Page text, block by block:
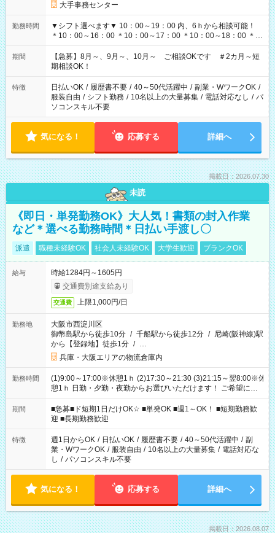
大手事務センター
勤務時間
▼シフト選べます▼ 10：00～19：00 内、6ｈから相談可能！
＊10：00～16：00 ＊10：00～17：00 ＊10：00～18：00 ＊
11：00～19：00 ＊12：00～19：00 ＊13：00～19：00
期間
【急募】8月～、9月～、10月～ ご相談OKです ＃2カ月～短
期相談OK！
特徴 日払いOK / 履歴書不要 / 40～50代活躍中 / 副業・WワークOK /
服装自由 / シフト勤務 / 10名以上の大量募集 / 電話対応なし / パ
ソコンスキル不要
気になる！ 応募する 詳細へ
掲載日：2026.07.30
未読
《即日・単発勤務OK》大人気！書類の封入作業
など＊選べる勤務時間＊日払い手渡し〇
派遣 職種未経験OK 社会人未経験OK 大学生歓迎 ブランクOK
給与
時給1284円～1605円
交通費別途支給あり
交通費 上限1,000円/日
勤務地
大阪市西淀川区
御幣島駅から徒歩10分 / 千船駅から徒歩12分 / 尼崎(阪神線)駅
から【登録地】徒歩1分 / …
兵庫・大阪エリアの物流倉庫内
勤務時間
(1)9:00～17:00※休憩1ｈ (2)17:30～21:30 (3)21:15～翌8:00※休
憩1ｈ 日勤・夕勤・夜勤からお選びいただけます！ ご希望に合
わせて働けるお仕事です(*^^*) 【その他選べる勤務時間】 8-17
時/9-17時/9-18時/10-18時/11-21時/18-22時/20-翌4時/21-翌5
時/22-翌6時/0-翌8時 ご自身のご都合で選んで頂ける完全自由シ
フト！
期間
■急募■ド短期1日だけOK☆ ■単発OK ■週1～OK！ ■短期勤務歓
迎 ■長期勤務歓迎
特徴 週1日からOK / 日払いOK / 履歴書不要 / 40～50代活躍中 / 副
業・WワークOK / 服装自由 / 10名以上の大量募集 / 電話対応な
し / パソコンスキル不要
気になる！ 応募する 詳細へ
掲載日：2026.08.07